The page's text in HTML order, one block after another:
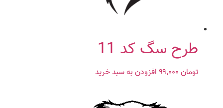
طرح سگ کد 11
تومان افزودن به سبد خرید